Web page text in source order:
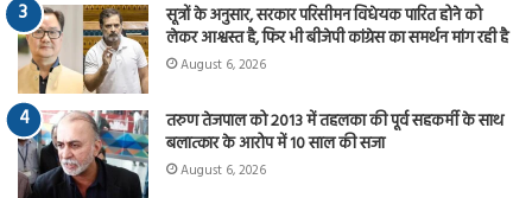
सूत्रों के अनुसार, सरकार परिसीमन विधेयक पारित होने को
लेकर आश्वस्त है, फिर भी बीजेपी कांग्रेस का समर्थन मांग रही है
August 6, 2026
तरुण तेजपाल को 2013 में तहलका की पूर्व सहकर्मी के साथ
बलात्कार के आरोप में 10 साल की सजा
August 6, 2026